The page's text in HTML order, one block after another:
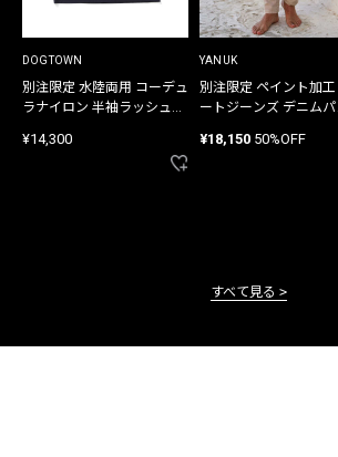
DOGTOWN
別注限定 水陸両用 コーデュ
ラナイロン 半袖ラッシュガ
¥14,300
YANUK
別注限定 ペイント加
ートジーンズ デニムパ
¥18,150 50%OFF
すべて見る